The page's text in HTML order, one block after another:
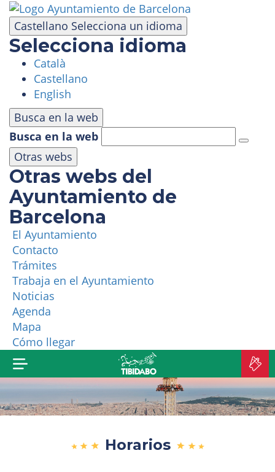
Castellano Selecciona un idioma
Selecciona idioma
Català
Castellano
English
Busca en la web
Busca en la web
Otras webs
Otras webs del
Ayuntamiento de
Barcelona
El Ayuntamiento
Contacto
Trámites
Trabaja en el Ayuntamiento
Noticias
Agenda
Mapa
Cómo llegar
Pasar
contenido
principal
VISITA
PARQUE DE ATRACCIONES
ÁREA PANORÁMICA
MASÍA TIBIDABO
FUNICULAR
TIBICLUB
¿QUIÉNES SOMOS?
MÁS PRODUCTOS
Horarios